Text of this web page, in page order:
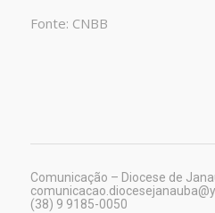
Fonte: CNBB
Comunicação – Diocese de
(38) 9 9185-0050